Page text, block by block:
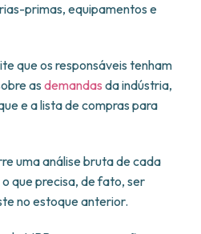
primas, equipamentos e
que os responsáveis tenham
as demandas da indústria,
e a lista de compras para
uma análise bruta de cada
que precisa, de fato, ser
no estoque anterior.